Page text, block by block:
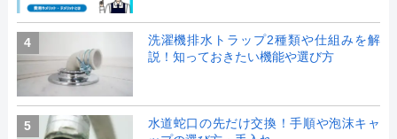
4
洗濯機排水トラップ2種類や仕組みを解
説！知っておきたい機能や選び方
5
水道蛇口の先だけ交換！手順や泡沫キャ